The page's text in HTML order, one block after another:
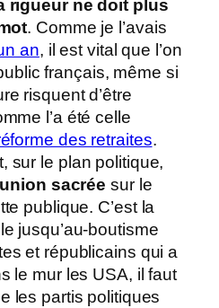
rigueur ne doit plus
. Comme je l’avais
an, il est vital que l’on
français, même si
risquent d’être
l’a été celle
des retraites.
sur le plan politique,
sacrée sur le
publique. C’est la
jusqu’au-boutisme
et républicains qui a
le mur les USA, il faut
les partis politiques